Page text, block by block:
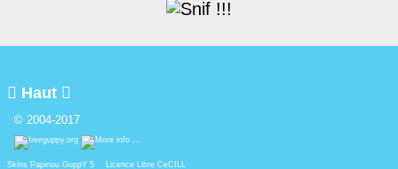
 Haut 
© 2004-2017
Skins Papinou GuppY 5 Licence Libre CeCILL